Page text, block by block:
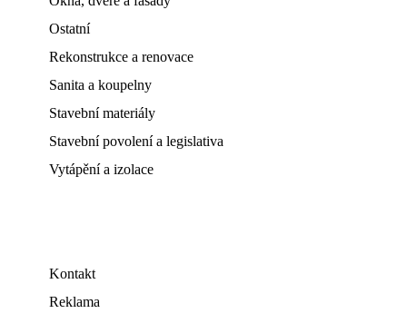
Ostatní
Rekonstrukce a renovace
Sanita a koupelny
Stavební materiály
Stavební povolení a legislativa
Vytápění a izolace
Kontakt
Reklama